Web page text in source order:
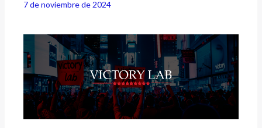
7 de noviembre de 2024